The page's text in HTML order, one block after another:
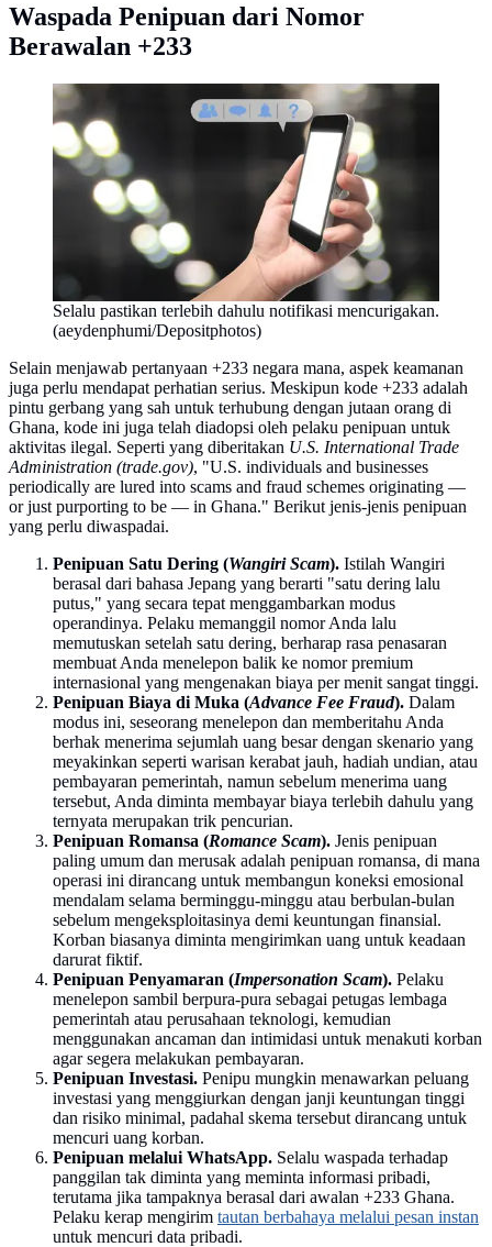
Waspada Penipuan dari Nomor
Berawalan +233
Selalu pastikan terlebih dahulu notifikasi mencurigakan.
(aeydenphumi/Depositphotos)
Selain menjawab pertanyaan +233 negara mana, aspek keamanan
juga perlu mendapat perhatian serius. Meskipun kode +233 adalah
pintu gerbang yang sah untuk terhubung dengan jutaan orang di
Ghana, kode ini juga telah diadopsi oleh pelaku penipuan untuk
aktivitas ilegal. Seperti yang diberitakan U.S. International Trade
Administration (trade.gov), "U.S. individuals and businesses
periodically are lured into scams and fraud schemes originating —
or just purporting to be — in Ghana." Berikut jenis-jenis penipuan
yang perlu diwaspadai.
Penipuan Satu Dering (Wangiri Scam). Istilah Wangiri
berasal dari bahasa Jepang yang berarti "satu dering lalu
putus," yang secara tepat menggambarkan modus
operandinya. Pelaku memanggil nomor Anda lalu
memutuskan setelah satu dering, berharap rasa penasaran
membuat Anda menelepon balik ke nomor premium
internasional yang mengenakan biaya per menit sangat tinggi.
Penipuan Biaya di Muka (Advance Fee Fraud). Dalam
modus ini, seseorang menelepon dan memberitahu Anda
berhak menerima sejumlah uang besar dengan skenario yang
meyakinkan seperti warisan kerabat jauh, hadiah undian, atau
pembayaran pemerintah, namun sebelum menerima uang
tersebut, Anda diminta membayar biaya terlebih dahulu yang
ternyata merupakan trik pencurian.
Penipuan Romansa (Romance Scam). Jenis penipuan
paling umum dan merusak adalah penipuan romansa, di mana
operasi ini dirancang untuk membangun koneksi emosional
mendalam selama berminggu-minggu atau berbulan-bulan
sebelum mengeksploitasinya demi keuntungan finansial.
Korban biasanya diminta mengirimkan uang untuk keadaan
darurat fiktif.
Penipuan Penyamaran (Impersonation Scam). Pelaku
menelepon sambil berpura-pura sebagai petugas lembaga
pemerintah atau perusahaan teknologi, kemudian
menggunakan ancaman dan intimidasi untuk menakuti korban
agar segera melakukan pembayaran.
Penipuan Investasi. Penipu mungkin menawarkan peluang
investasi yang menggiurkan dengan janji keuntungan tinggi
dan risiko minimal, padahal skema tersebut dirancang untuk
mencuri uang korban.
Penipuan melalui WhatsApp. Selalu waspada terhadap
panggilan tak diminta yang meminta informasi pribadi,
terutama jika tampaknya berasal dari awalan +233 Ghana.
Pelaku kerap mengirim tautan berbahaya melalui pesan instan
untuk mencuri data pribadi.